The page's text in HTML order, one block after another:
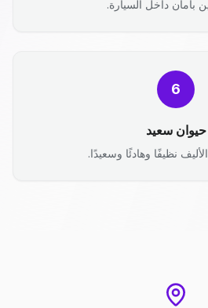
بأمان داخل السيارة.
6
حيوان سعيد
نظيفًا وهادئًا وسعيدًا.